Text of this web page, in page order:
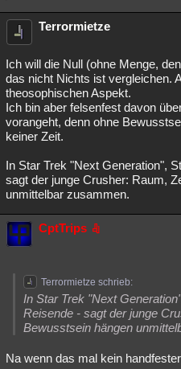
Terrormietze
Ich will die Null (ohne Menge,
das nicht Nichts ist vergleichen.
theosophischen Aspekt.
Ich bin aber felsenfest davon
vorangeht, denn ohne
keiner Zeit.
In Star Trek "Next Generation",
sagt der junge Crusher: Raum,
unmittelbar zusammen.
CptTrips
Terrormietze schrieb:
In Star Trek "Next
Reisende - sagt der junge
Bewusstsein hängen
Na wenn das mal kein